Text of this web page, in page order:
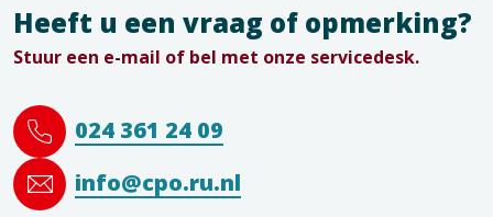
Heeft u een vraag of opmerking?
Stuur een e-mail of bel met onze servicedesk.
024 361 24 09
info@cpo.ru.nl